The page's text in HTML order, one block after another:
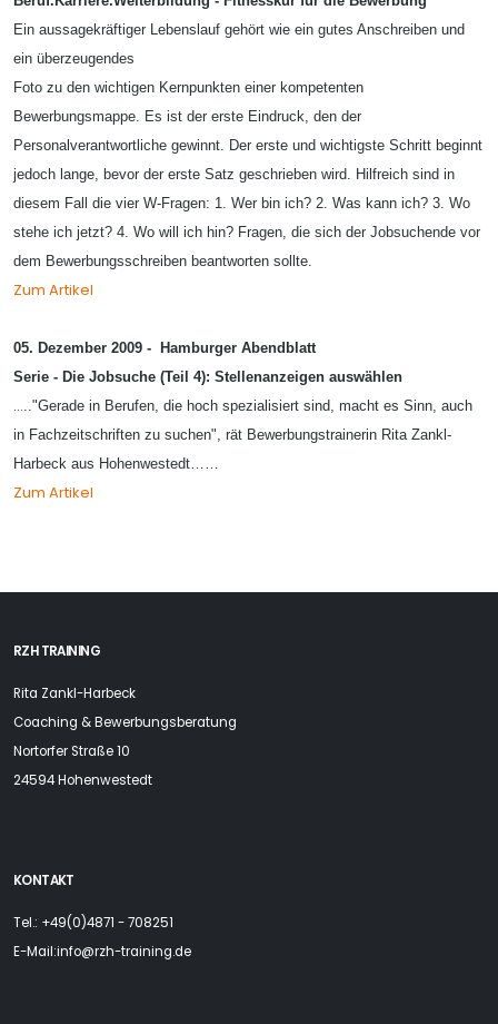
Ein aussagekräftiger Lebenslauf gehört wie ein gutes Anschreiben und
ein überzeugendes
Foto zu den wichtigen Kernpunkten einer kompetenten
Bewerbungsmappe. Es ist der erste Eindruck, den der
Personalverantwortliche gewinnt. Der erste und wichtigste Schritt beginnt
jedoch lange, bevor der erste Satz geschrieben wird. Hilfreich sind in
diesem Fall die vier W-Fragen: 1. Wer bin ich? 2. Was kann ich? 3. Wo
stehe ich jetzt? 4. Wo will ich hin? Fragen, die sich der Jobsuchende vor
dem Bewerbungsschreiben beantworten sollte.
Zum Artikel
05. Dezember 2009 - Hamburger Abendblatt
Serie - Die Jobsuche (Teil 4): Stellenanzeigen auswählen
….."Gerade in Berufen, die hoch spezialisiert sind, macht es Sinn, auch
in Fachzeitschriften zu suchen", rät Bewerbungstrainerin Rita Zankl-
Harbeck aus Hohenwestedt……
Zum Artikel
RZH TRAINING
Rita Zankl-Harbeck
Coaching & Bewerbungsberatung
Nortorfer Straße 10
24594 Hohenwestedt
KONTAKT
Tel.: +49(0)4871 - 708251
E-Mail:info@rzh-training.de